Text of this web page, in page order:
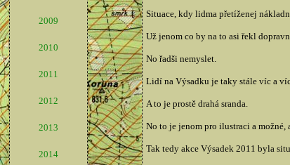
2009
2010
2011
2012
2013
2014
Situace, kdy lidma přetíženej
Už jenom co by na to asi řekl
No řadši nemyslet.
Lidí na Výsadku je taky stále víc a
A to je prostě drahá sranda.
No to je jenom pro ilustraci a
Tak tedy akce Výsadek 2011 byla